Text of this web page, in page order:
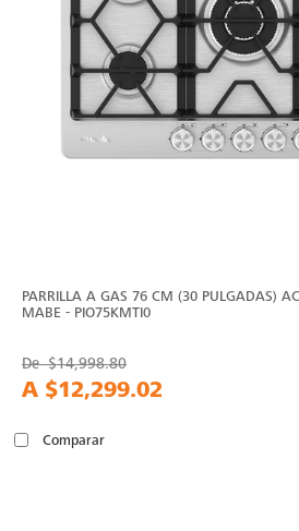
PARRILLA A GAS 76 CM (30 PULGADAS)
MABE - PIO75KMTI0
De$14,998.80
A $12,299.02
Comparar